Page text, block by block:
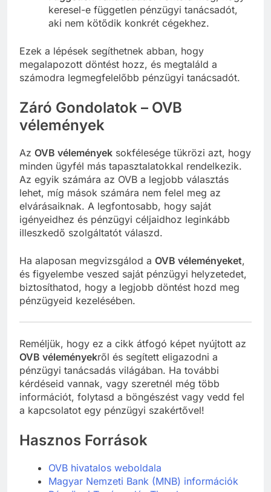
keresel-e független pénzügyi tanácsadót,
aki nem kötődik konkrét cégekhez.
Ezek a lépések segíthetnek abban, hogy
megalapozott döntést hozz, és megtaláld a
számodra legmegfelelőbb pénzügyi tanácsadót.
Záró Gondolatok – OVB
vélemények
Az OVB vélemények sokfélesége tükrözi azt, hogy
minden ügyfél más tapasztalatokkal rendelkezik.
Az egyik számára az OVB a legjobb választás
lehet, míg mások számára nem felel meg az
elvárásaiknak. A legfontosabb, hogy saját
igényeidhez és pénzügyi céljaidhoz leginkább
illeszkedő szolgáltatót válaszd.
Ha alaposan megvizsgálod a OVB véleményeket,
és figyelembe veszed saját pénzügyi helyzetedet,
biztosíthatod, hogy a legjobb döntést hozd meg
pénzügyeid kezelésében.
Reméljük, hogy ez a cikk átfogó képet nyújtott az
OVB véleményekről és segített eligazodni a
pénzügyi tanácsadás világában. Ha további
kérdéseid vannak, vagy szeretnél még több
információt, folytasd a böngészést vagy vedd fel
a kapcsolatot egy pénzügyi szakértővel!
Hasznos Források
OVB hivatalos weboldala
Magyar Nemzeti Bank (MNB) információk